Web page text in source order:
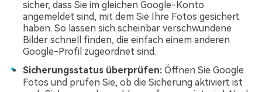
sicher, dass Sie im gleichen Google-Konto
angemeldet sind, mit dem Sie Ihre Fotos gesichert
haben. So lassen sich scheinbar verschwundene
Bilder schnell finden, die einfach einem anderen
Google-Profil zugeordnet sind.
Sicherungsstatus überprüfen: Öffnen Sie Google
Fotos und prüfen Sie, ob die Sicherung aktiviert ist